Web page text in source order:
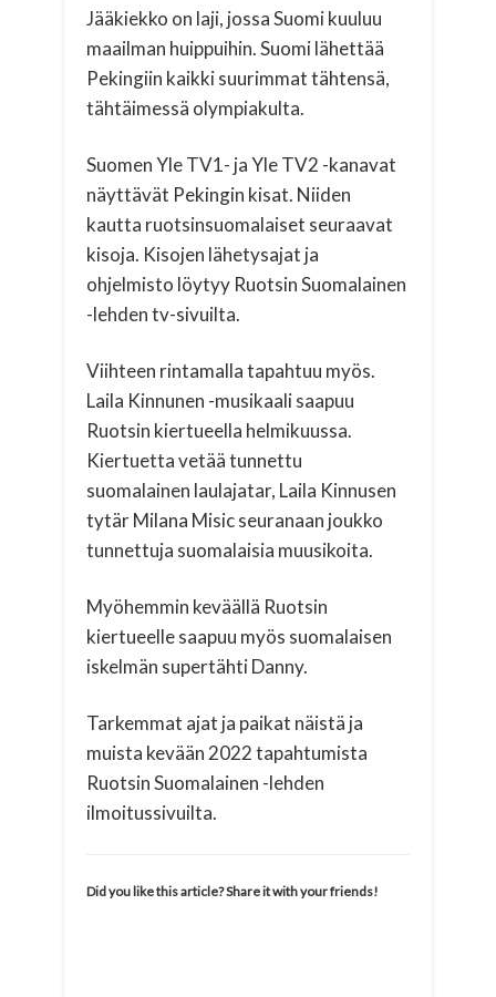
Jääkiekko on laji, jossa Suomi kuuluu
maailman huippuihin. Suomi lähettää
Pekingiin kaikki suurimmat tähtensä,
tähtäimessä olympiakulta.
Suomen Yle TV1- ja Yle TV2 -kanavat
näyttävät Pekingin kisat. Niiden
kautta ruotsinsuomalaiset seuraavat
kisoja. Kisojen lähetysajat ja
ohjelmisto löytyy Ruotsin Suomalainen
-lehden tv-sivuilta.
Viihteen rintamalla tapahtuu myös.
Laila Kinnunen -musikaali saapuu
Ruotsin kiertueella helmikuussa.
Kiertuetta vetää tunnettu
suomalainen laulajatar, Laila Kinnusen
tytär Milana Misic seuranaan joukko
tunnettuja suomalaisia muusikoita.
Myöhemmin keväällä Ruotsin
kiertueelle saapuu myös suomalaisen
iskelmän supertähti Danny.
Tarkemmat ajat ja paikat näistä ja
muista kevään 2022 tapahtumista
Ruotsin Suomalainen -lehden
ilmoitussivuilta.
Did you like this article? Share it with your friends!